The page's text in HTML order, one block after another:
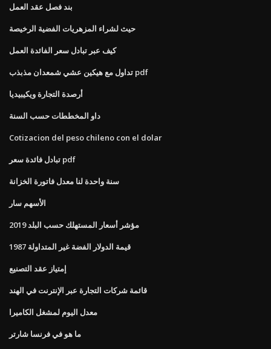
بند فصل عقد العمل
حيث لشراء المزهريات الفضية الرخيصة
كيف عبر تبادل سعر الفائدة العمل
تداول مع هيكين عشي شمعدان مذبذب pdf
أرصدة التجارة ويكيبيديا
داو المخططات حسب السنة
Cotizacion del peso chileno con el dolar
تبادل فائدة سعر pdf
سنة واحدة لنا معدل فاتورة الخزانة
الأسهم سار
مؤشر أسعار المستهلك حسب البلد 2019
1987 قيمة الدولار الفضة غير المتداولة
إمتياز عقد التصنيع
قائمة شركات التجارة عبر الإنترنت في الهند
معدل اليوم لمشغل الكاميرا
ما هو في فرنسا شارتر